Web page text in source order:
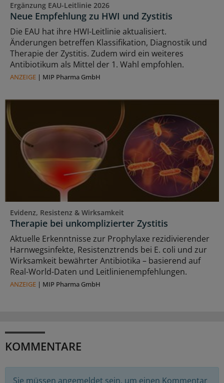
Ergänzung EAU-Leitlinie 2026
Neue Empfehlung zu HWI und Zystitis
Die EAU hat ihre HWI-Leitlinie aktualisiert.
Änderungen betreffen Klassifikation, Diagnostik und
Therapie der Zystitis. Zudem wird ein weiteres
Antibiotikum als Mittel der 1. Wahl empfohlen.
ANZEIGE | MIP Pharma GmbH
Evidenz, Resistenz & Wirksamkeit
Therapie bei unkomplizierter Zystitis
Aktuelle Erkenntnisse zur Prophylaxe rezidivierender
Harnwegsinfekte, Resistenztrends bei E. coli und zur
Wirksamkeit bewährter Antibiotika – basierend auf
Real-World-Daten und Leitlinienempfehlungen.
ANZEIGE | MIP Pharma GmbH
KOMMENTARE
Sie müssen angemeldet sein, um einen Kommentar